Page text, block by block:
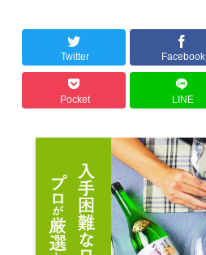
Twitter Facebook
Pocket LINE